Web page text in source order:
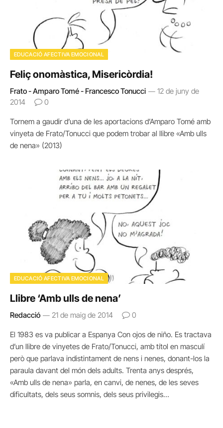
EDUCACIÓ AFECTIVA EMOCIONAL
Feliç onomàstica, Misericòrdia!
Frato - Amparo Tomé - Francesco Tonucci
12 de juny de
2014
0
Tornem a gaudir d’una de les aportacions d’Amparo Tomé amb
vinyeta de Frato/Tonucci que podem trobar al llibre «Amb ulls
de nena» (2013)
EDUCACIÓ AFECTIVA EMOCIONAL
Llibre ‘Amb ulls de nena’
Redacció 21 de maig de 2014 0
El 1983 es va publicar a Espanya Con ojos de niño. Es tractava
d’un llibre de vinyetes de Frato/Tonucci, amb títol en masculí
però que parlava indistintament de nens i nenes, donant-los la
paraula davant del món dels adults. Trenta anys després,
«Amb ulls de nena» parla, en canvi, de nenes, de les seves
dificultats, dels seus somnis, dels seus privilegis…